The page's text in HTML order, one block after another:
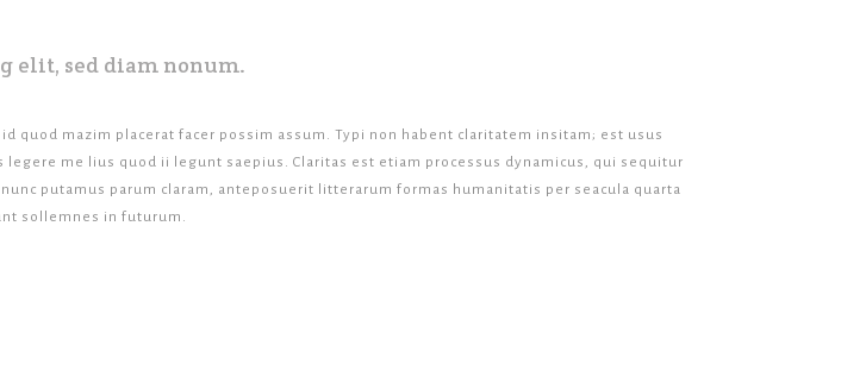
elit, sed diam nonum.
mazim placerat facer possim assum. Typi non habent claritatem insitam; est usus
me lius quod ii legunt saepius. Claritas est etiam processus dynamicus, qui sequitur
putamus parum claram, anteposuerit litterarum formas humanitatis per seacula quarta
sollemnes in futurum.